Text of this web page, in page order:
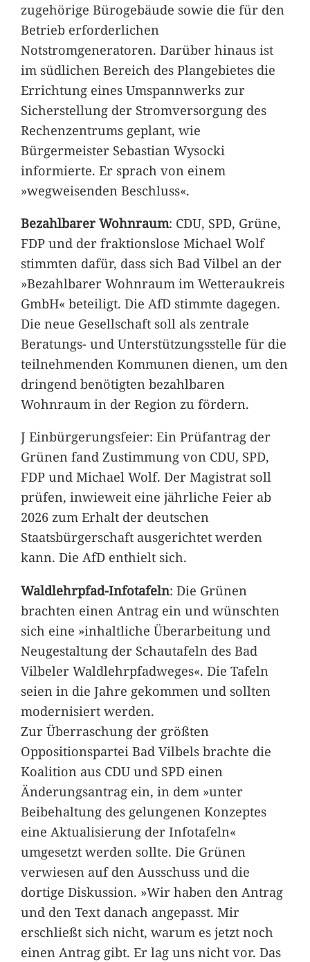
zugehörige Bürogebäude sowie die für den
Betrieb erforderlichen
Notstromgeneratoren. Darüber hinaus ist
im südlichen Bereich des Plangebietes die
Errichtung eines Umspannwerks zur
Sicherstellung der Stromversorgung des
Rechenzentrums geplant, wie
Bürgermeister Sebastian Wysocki
informierte. Er sprach von einem
»wegweisenden Beschluss«.
Bezahlbarer Wohnraum: CDU, SPD, Grüne,
FDP und der fraktionslose Michael Wolf
stimmten dafür, dass sich Bad Vilbel an der
»Bezahlbarer Wohnraum im Wetteraukreis
GmbH« beteiligt. Die AfD stimmte dagegen.
Die neue Gesellschaft soll als zentrale
Beratungs- und Unterstützungsstelle für die
teilnehmenden Kommunen dienen, um den
dringend benötigten bezahlbaren
Wohnraum in der Region zu fördern.
J Einbürgerungsfeier: Ein Prüfantrag der
Grünen fand Zustimmung von CDU, SPD,
FDP und Michael Wolf. Der Magistrat soll
prüfen, inwieweit eine jährliche Feier ab
2026 zum Erhalt der deutschen
Staatsbürgerschaft ausgerichtet werden
kann. Die AfD enthielt sich.
Waldlehrpfad-Infotafeln: Die Grünen
brachten einen Antrag ein und wünschten
sich eine »inhaltliche Überarbeitung und
Neugestaltung der Schautafeln des Bad
Vilbeler Waldlehrpfadweges«. Die Tafeln
seien in die Jahre gekommen und sollten
modernisiert werden.
Zur Überraschung der größten
Oppositionspartei Bad Vilbels brachte die
Koalition aus CDU und SPD einen
Änderungsantrag ein, in dem »unter
Beibehaltung des gelungenen Konzeptes
eine Aktualisierung der Infotafeln«
umgesetzt werden sollte. Die Grünen
verwiesen auf den Ausschuss und die
dortige Diskussion. »Wir haben den Antrag
und den Text danach angepasst. Mir
erschließt sich nicht, warum es jetzt noch
einen Antrag gibt. Er lag uns nicht vor. Das